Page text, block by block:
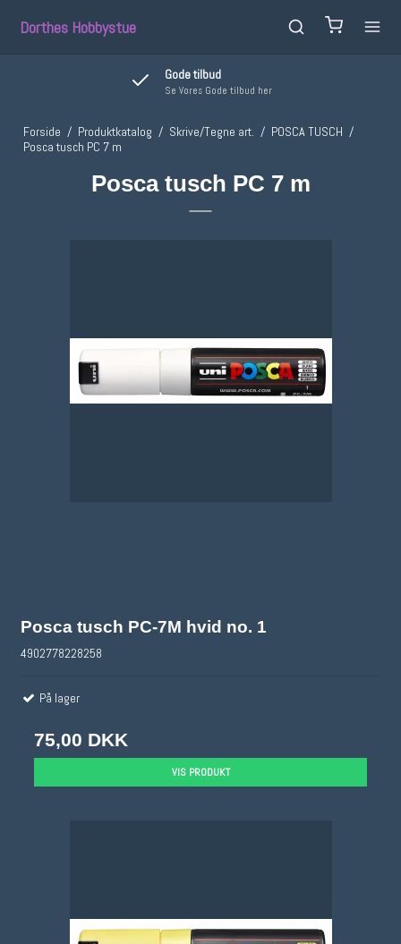
Dorthes Hobbystue
Forside / Produktkatalog / Skrive/Tegne art. / POSCA TUSCH /
Posca tusch PC 7 m
Posca tusch PC 7 m
Posca tusch PC-7M hvid no. 1
4902778228258
På lager
75,00 DKK
VIS PRODUKT